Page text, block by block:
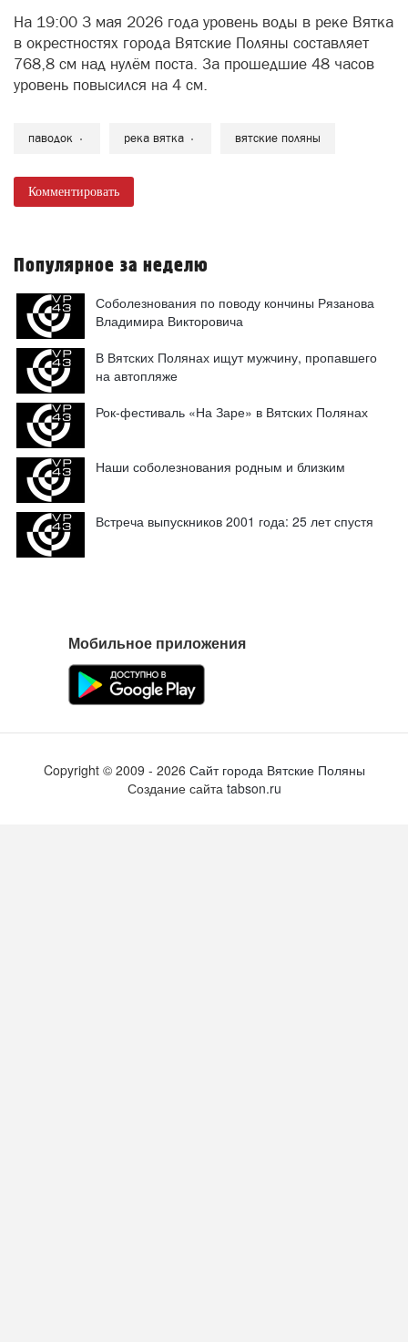
На 19:00 3 мая 2026 года уровень воды в реке Вятка
в окрестностях города Вятские Поляны составляет
768,8 см над нулём поста. За прошедшие 48 часов
уровень повысился на 4 см.
паводок река вятка вятские поляны
Комментировать
Популярное за неделю
Соболезнования по поводу кончины Рязанова
Владимира Викторовича
В Вятских Полянах ищут мужчину, пропавшего
на автопляже
Рок-фестиваль «На Заре» в Вятских Полянах
Наши соболезнования родным и близким
Встреча выпускников 2001 года: 25 лет спустя
Мобильное приложения
Copyright © 2009 - 2026 Сайт города Вятские Поляны
Создание сайта tabson.ru